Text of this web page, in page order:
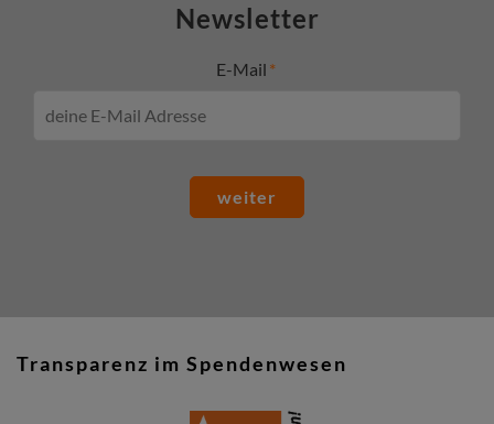
Newsletter
E-Mail
weiter
Transparenz im Spendenwesen